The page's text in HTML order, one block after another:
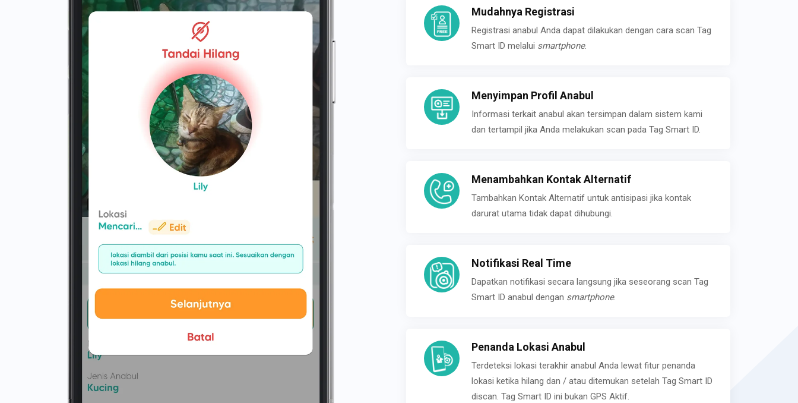
Mudahnya Registrasi
Registrasi anabul Anda dapat dilakukan dengan cara scan Tag
Smart ID melalui smartphone.
Menyimpan Profil Anabul
Informasi terkait anabul akan tersimpan dalam sistem kami
dan tertampil jika Anda melakukan scan pada Tag Smart ID.
Menambahkan Kontak Alternatif
Tambahkan Kontak Alternatif untuk antisipasi jika kontak
darurat utama tidak dapat dihubungi.
Notifikasi Real Time
Dapatkan notifikasi secara langsung jika seseorang scan Tag
Smart ID anabul dengan smartphone.
Penanda Lokasi Anabul
Terdeteksi lokasi terakhir anabul Anda lewat fitur penanda
lokasi ketika hilang dan / atau ditemukan setelah Tag Smart ID
discan. Tag Smart ID ini bukan GPS Aktif.